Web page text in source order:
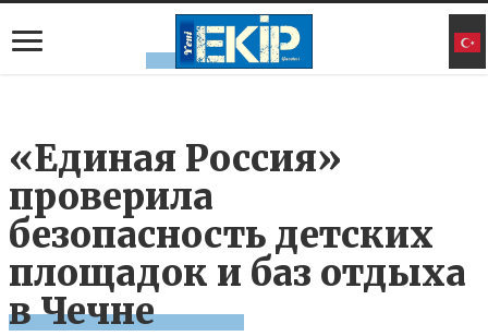
«Единая Россия»
проверила
безопасность детских
площадок и баз отдыха
в Чечне